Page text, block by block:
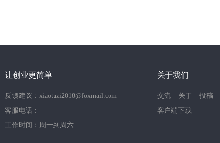
让创业更简单
反馈建议：xiaotuzi2018@foxmail.com
客服电话：
工作时间：周一到周六
关于我们
交流 关于
投稿
客户端下载